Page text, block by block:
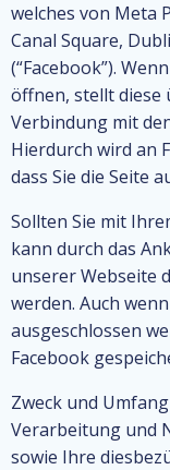
welches von Meta
Canal Square,
(“Facebook”).
öffnen, stellt diese
Verbindung mit
Hierdurch wird an
dass Sie die Seite
Sollten Sie mit
kann durch das
unserer Webseite
werden. Auch
ausgeschlossen
Facebook
Zweck und
Verarbeitung und
sowie Ihre